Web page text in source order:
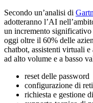
Secondo un’analisi di
adotteranno l’AI
un incremento
oggi oltre il 60% delle
chatbot, assistenti virtuali
ad alto volume e a basso
reset delle password
configurazione di
richiesta e gestione